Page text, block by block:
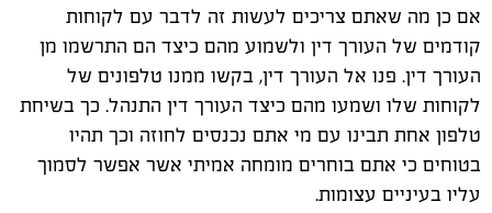
אם כן מה שאתם צריכים לעשות זה לדבר עם לקוחות
קודמים של העורך דין ולשמוע מהם כיצד הם התרשמו מן
העורך דין. פנו אל העורך דין, בקשו ממנו טלפונים של
לקוחות שלו ושמעו מהם כיצד העורך דין התנהל. כך בשיחת
טלפון אחת תבינו עם מי אתם נכנסים לחוזה וכך תהיו
בטוחים כי אתם בוחרים מומחה אמיתי אשר אפשר לסמוך
עליו בעיניים עצומות.